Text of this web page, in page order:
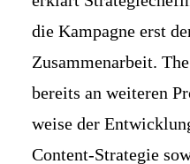
die Kampagne erst
Zusammen­arbeit.
bereits an weiteren
weise der
Content-Strategie